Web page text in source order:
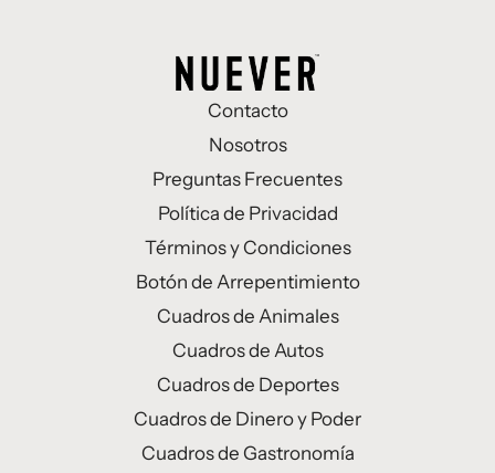
Contacto
Nosotros
Preguntas Frecuentes
Política de Privacidad
Términos y Condiciones
Botón de Arrepentimiento
Cuadros de Animales
Cuadros de Autos
Cuadros de Deportes
Cuadros de Dinero y Poder
Cuadros de Gastronomía